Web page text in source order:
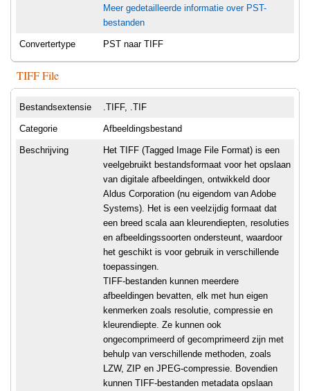
Meer gedetailleerde informatie over PST-
bestanden
Convertertype PST naar TIFF
TIFF File
Bestandsextensie .TIFF, .TIF
Categorie Afbeeldingsbestand
Beschrijving
Het TIFF (Tagged Image File Format) is een
veelgebruikt bestandsformaat voor het opslaan
van digitale afbeeldingen, ontwikkeld door
Aldus Corporation (nu eigendom van Adobe
Systems). Het is een veelzijdig formaat dat
een breed scala aan kleurendiepten, resoluties
en afbeeldingssoorten ondersteunt, waardoor
het geschikt is voor gebruik in verschillende
toepassingen.
TIFF-bestanden kunnen meerdere
afbeeldingen bevatten, elk met hun eigen
kenmerken zoals resolutie, compressie en
kleurendiepte. Ze kunnen ook
ongecomprimeerd of gecomprimeerd zijn met
behulp van verschillende methoden, zoals
LZW, ZIP en JPEG-compressie. Bovendien
kunnen TIFF-bestanden metadata opslaan